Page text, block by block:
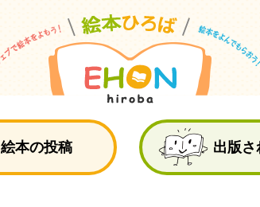
絵本の投稿 出版さ